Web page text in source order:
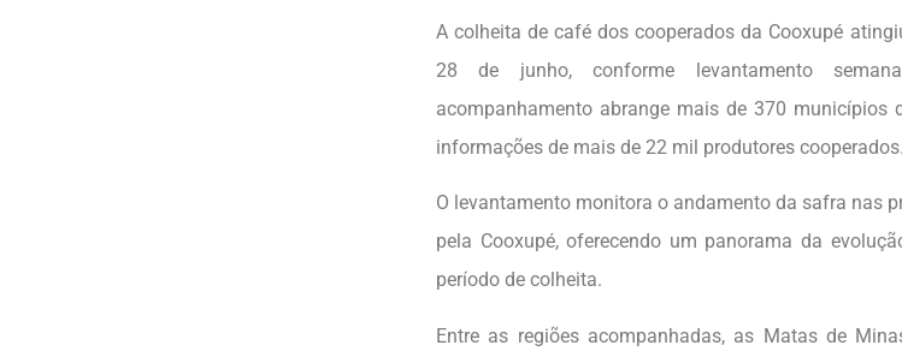
A colheita de café dos cooperados da Cooxupé
28 de junho, conforme levantamento
acompanhamento abrange mais de 370 municípios
informações de mais de 22 mil produtores cooperados.
O levantamento monitora o andamento da safra nas
pela Cooxupé, oferecendo um panorama da
período de colheita.
Entre as regiões acompanhadas, as Matas de